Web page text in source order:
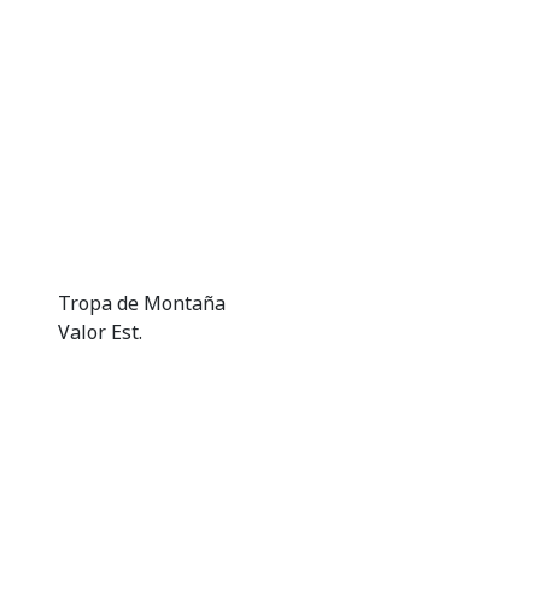
Tropa de Montaña
Valor Est.